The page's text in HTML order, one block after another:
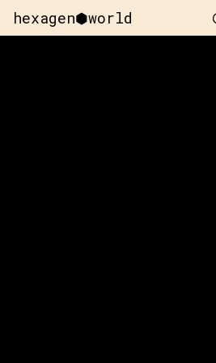
hexagen⬢world